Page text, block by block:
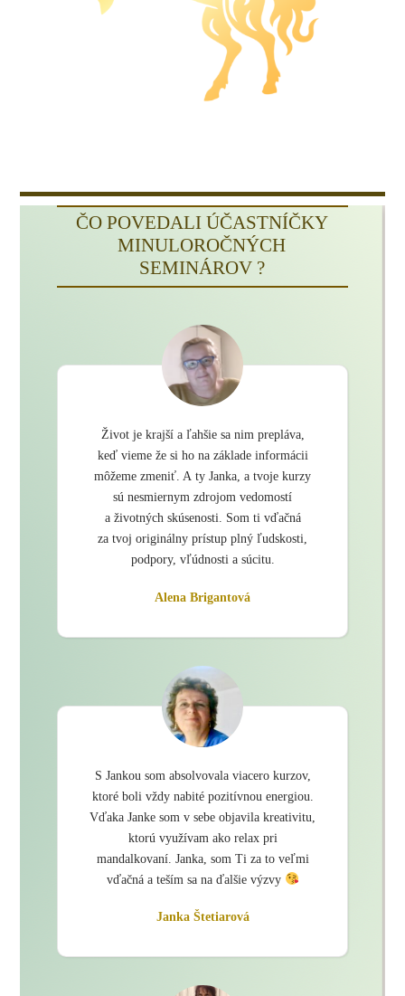
ČO POVEDALI ÚČASTNÍČKY
MINULOROČNÝCH
SEMINÁROV ?
Život je krajší a ľahšie sa nim prepláva,
keď vieme že si ho na základe informácii
môžeme zmeniť. A ty Janka, a tvoje kurzy
sú nesmiernym zdrojom vedomostí
a životných skúsenosti. Som ti vďačná
za tvoj originálny prístup plný ľudskosti,
podpory, vľúdnosti a súcitu.
Alena Brigantová
S Jankou som absolvovala viacero kurzov,
ktoré boli vždy nabité pozitívnou energiou.
Vďaka Janke som v sebe objavila kreativitu,
ktorú využívam ako relax pri
mandalkovaní. Janka, som Ti za to veľmi
vďačná a teším sa na ďalšie výzvy
Janka Štetiarová